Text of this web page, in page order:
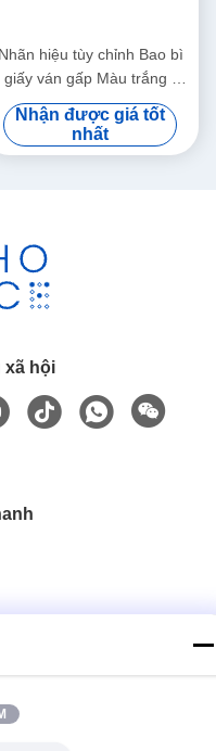
Nhãn hiệu tùy chỉnh Bao bì
giấy ván gấp Màu trắng /
Đen / Vàng hồng Hộp quà từ
tính sang trọng với nắp ruy
băng
Nhận được giá tốt
nhất
xã hội